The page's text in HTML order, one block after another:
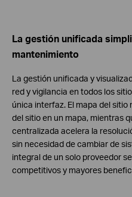
La gestión unificada
mantenimiento
La gestión unificada y
red y vigilancia en todos los
única interfaz. El mapa del
del sitio en un mapa, mientras
centralizada acelera la
sin necesidad de cambiar de
integral de un solo proveedor
competitivos y mayores